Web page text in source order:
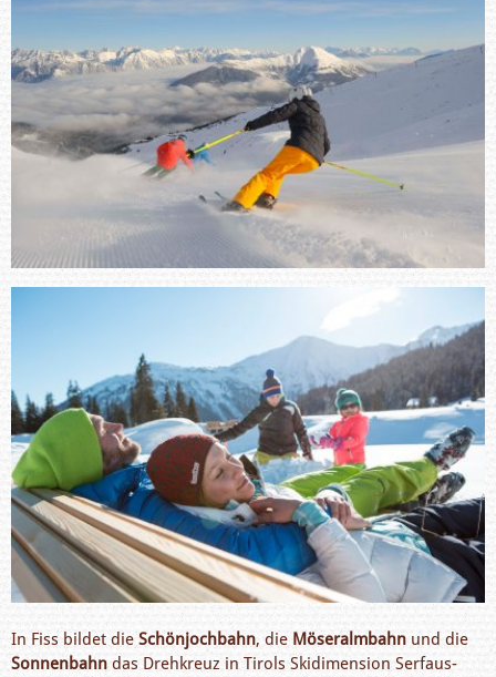
In Fiss bildet die Schönjochbahn, die Möseralmbahn und die
Sonnenbahndas Drehkreuz in Tirols Skidimension Serfaus-